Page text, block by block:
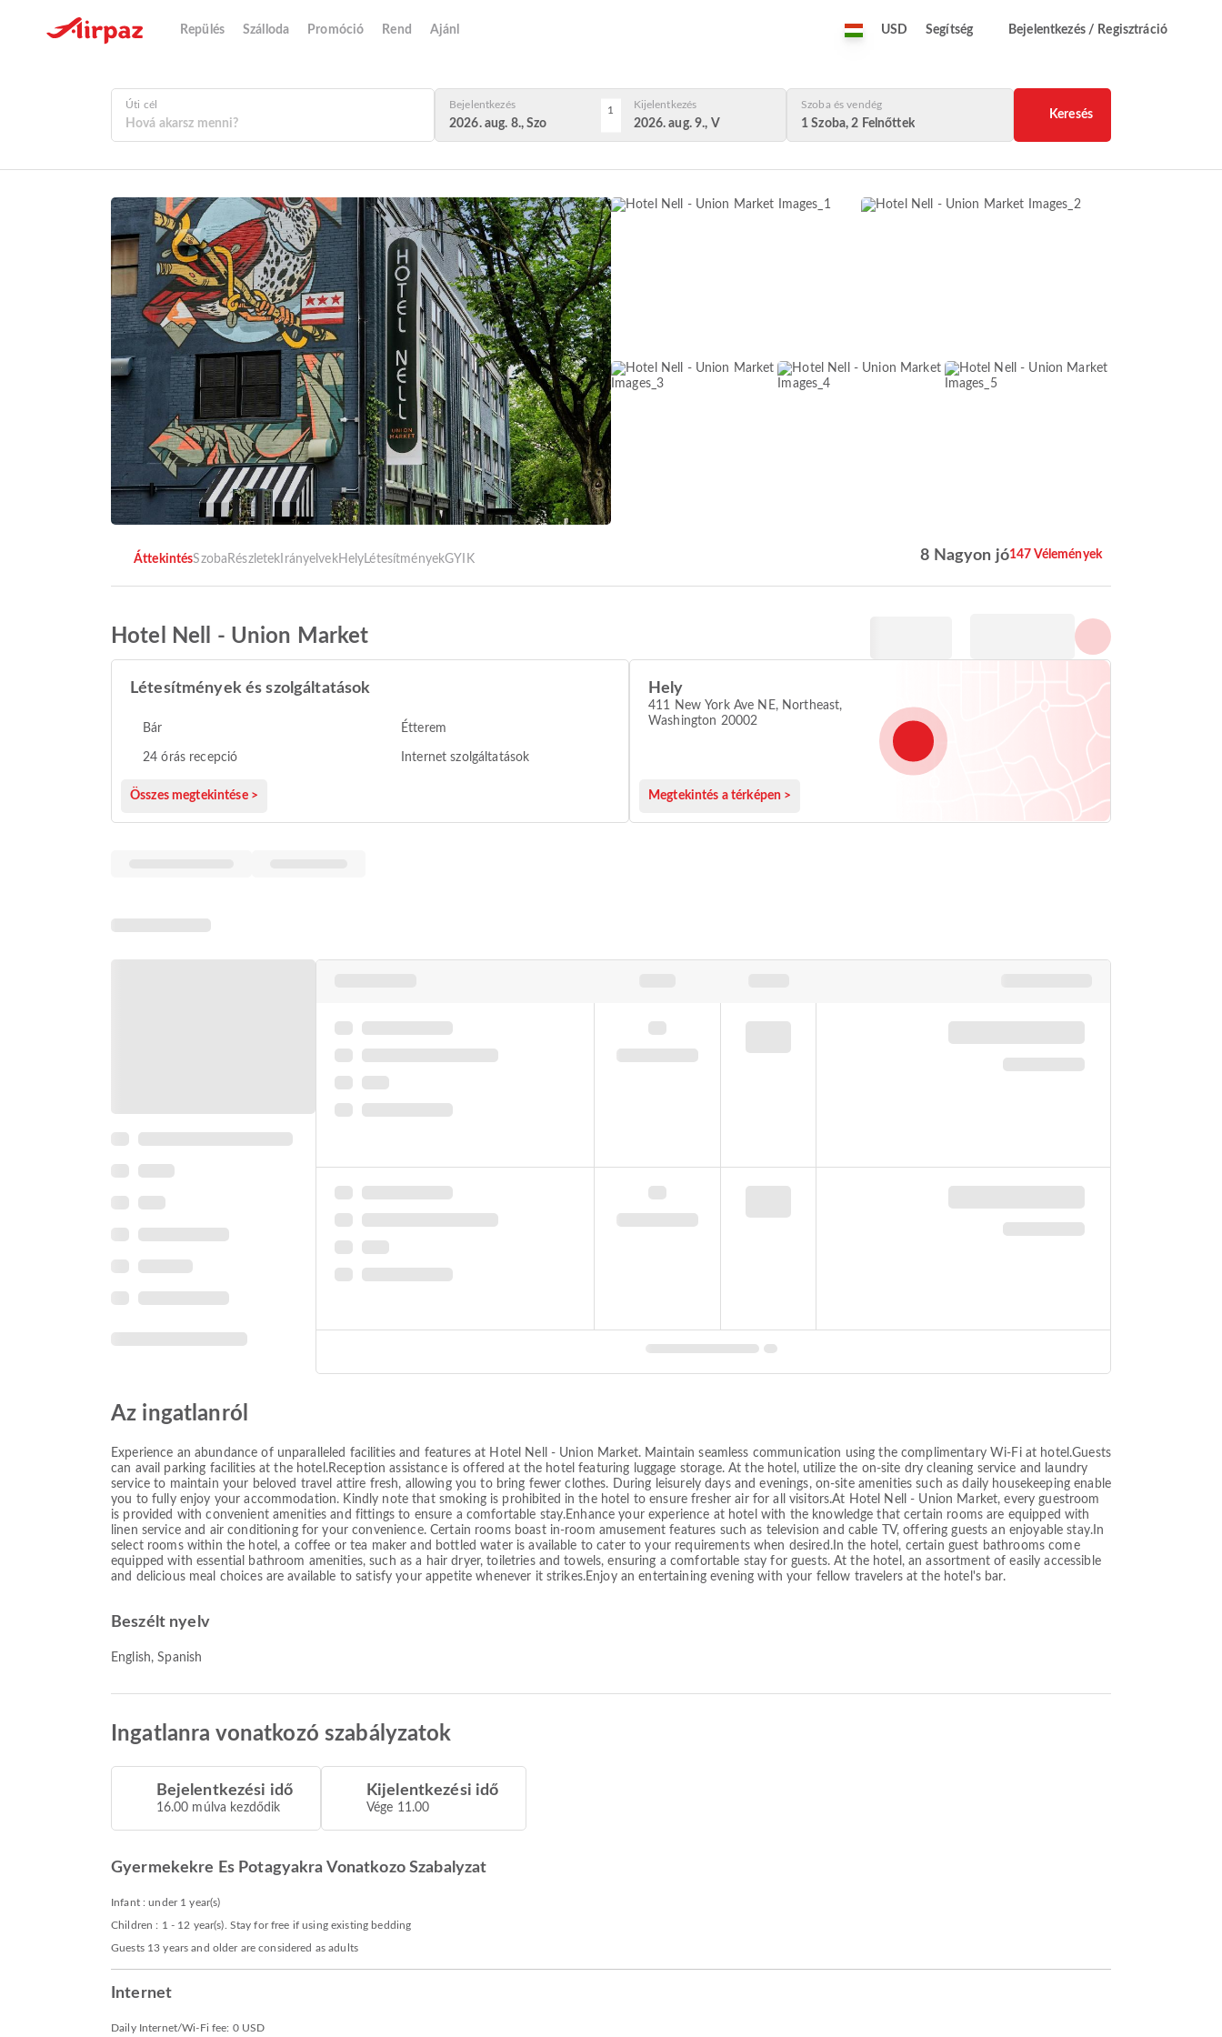
Repülés Szálloda Promóció Rend Ajánl USD Segítség Bejelentkezés / Regisztráció
Úti cél Bejelentkezés
2026. aug. 8., Szo
1 Kijelentkezés
2026. aug. 9., V
Szoba és vendég
1 Szoba, 2 Felnőttek
Keresés
ÁttekintésSzoba Részletek IrányelvekHelyLétesítményekGYIK 8 Nagyon jó147 Vélemények
Hotel Nell - Union Market
Létesítmények és szolgáltatások
Bár Étterem
24 órás recepció Internet szolgáltatások
Összes megtekintése >
Hely
411 New York Ave NE, Northeast,
Washington 20002
Megtekintés a térképen >
Az ingatlanról
Experience an abundance of unparalleled facilities and features at Hotel Nell - Union Market. Maintain seamless communication using the complimentary Wi-Fi at hotel.Guests
can avail parking facilities at the hotel.Reception assistance is offered at the hotel featuring luggage storage. At the hotel, utilize the on-site dry cleaning service and laundry
service to maintain your beloved travel attire fresh, allowing you to bring fewer clothes. During leisurely days and evenings, on-site amenities such as daily housekeeping enable
you to fully enjoy your accommodation. Kindly note that smoking is prohibited in the hotel to ensure fresher air for all visitors.At Hotel Nell - Union Market, every guestroom
is provided with convenient amenities and fittings to ensure a comfortable stay.Enhance your experience at hotel with the knowledge that certain rooms are equipped with
linen service and air conditioning for your convenience. Certain rooms boast in-room amusement features such as television and cable TV, offering guests an enjoyable stay.In
select rooms within the hotel, a coffee or tea maker and bottled water is available to cater to your requirements when desired.In the hotel, certain guest bathrooms come
equipped with essential bathroom amenities, such as a hair dryer, toiletries and towels, ensuring a comfortable stay for guests. At the hotel, an assortment of easily accessible
and delicious meal choices are available to satisfy your appetite whenever it strikes.Enjoy an entertaining evening with your fellow travelers at the hotel's bar.
Beszélt nyelv
English, Spanish
Ingatlanra vonatkozó szabályzatok
Bejelentkezési idő
16.00 múlva kezdődik
Kijelentkezési idő
Vége 11.00
Gyermekekre Es Potagyakra Vonatkozo Szabalyzat
Infant : under 1 year(s)
Children : 1 - 12 year(s). Stay for free if using existing bedding
Guests 13 years and older are considered as adults
Internet
Daily Internet/Wi-Fi fee: 0 USD